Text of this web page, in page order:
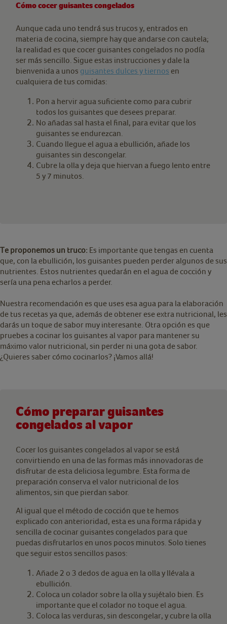
Cómo cocer guisantes congelados
Aunque cada uno tendrá sus trucos y, entrados en
materia de cocina, siempre hay que andarse con cautela;
la realidad es que cocer guisantes congelados no podía
ser más sencillo. Sigue estas instrucciones y dale la
bienvenida a unos guisantes dulces y tiernos en
cualquiera de tus comidas:
Pon a hervir agua suficiente como para cubrir
todos los guisantes que desees preparar.
No añadas sal hasta el final, para evitar que los
guisantes se endurezcan.
Cuando llegue el agua a ebullición, añade los
guisantes sin descongelar.
Cubre la olla y deja que hiervan a fuego lento entre
5 y 7 minutos.
Te proponemos un truco: Es importante que tengas en cuenta
que, con la ebullición, los guisantes pueden perder algunos de sus
nutrientes. Estos nutrientes quedarán en el agua de cocción y
sería una pena echarlos a perder.
Nuestra recomendación es que uses esa agua para la elaboración
de tus recetas ya que, además de obtener ese extra nutricional, les
darás un toque de sabor muy interesante. Otra opción es que
pruebes a cocinar los guisantes al vapor para mantener su
máximo valor nutricional, sin perder ni una gota de sabor.
¿Quieres saber cómo cocinarlos? ¡Vamos allá!
Cómo preparar guisantes
congelados al vapor
Cocer los guisantes congelados al vapor se está
convirtiendo en una de las formas más innovadoras de
disfrutar de esta deliciosa legumbre. Esta forma de
preparación conserva el valor nutricional de los
alimentos, sin que pierdan sabor.
Al igual que el método de cocción que te hemos
explicado con anterioridad, esta es una forma rápida y
sencilla de cocinar guisantes congelados para que
puedas disfrutarlos en unos pocos minutos. Solo tienes
que seguir estos sencillos pasos:
Añade 2 o 3 dedos de agua en la olla y llévala a
ebullición.
Coloca un colador sobre la olla y sujétalo bien. Es
importante que el colador no toque el agua.
Coloca las verduras, sin descongelar, y cubre la olla